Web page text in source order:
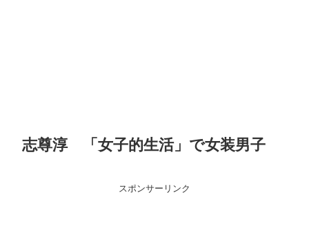
志尊淳 「女子的生活」で女装男子
スポンサーリンク